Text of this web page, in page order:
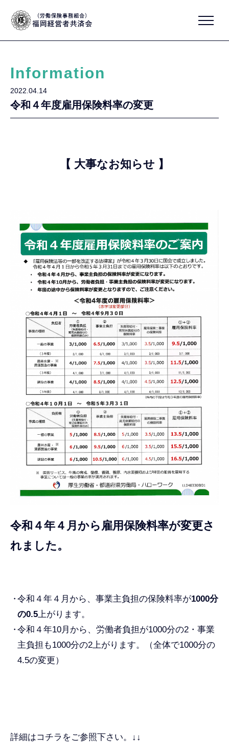
Information
2022.04.14
令和４年度雇用保険料率の変更
【 大事なお知らせ 】
令和４年４月から雇用保険料率が変更さ
れました。
令和４年４月から、事業主負担の保険料率が1000分
の0.5上がります。
令和４年10月から、労働者負担が1000分の2・事業
主負担も1000分の2上がります。（全体で1000分の
4.5の変更）
詳細はコチラをご参照下さい。↓↓